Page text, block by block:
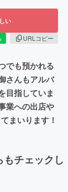
い
URLコピー
でも預かれる
さんもアルバ
目指していま
業への出店や
まいります！
チェックし